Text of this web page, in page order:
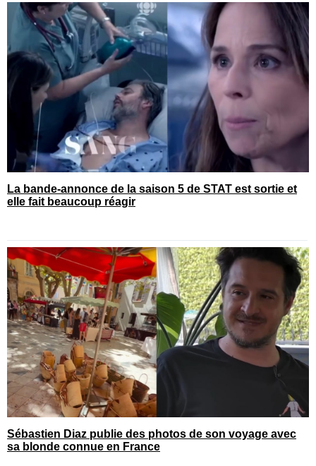
La bande-annonce de la saison 5 de STAT est sortie et
elle fait beaucoup réagir
Sébastien Diaz publie des photos de son voyage avec
sa blonde connue en France